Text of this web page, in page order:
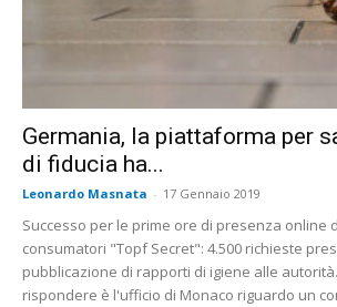
Germania, la piattaforma per
di fiducia ha...
Leonardo Masnata - 17 Gennaio 2019
Successo per le prime ore di presenza online
consumatori "Topf Secret": 4.500 richieste
pubblicazione di rapporti di igiene alle
rispondere è l'ufficio di Monaco riguardo un